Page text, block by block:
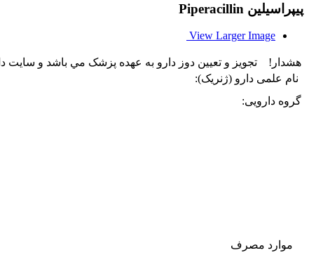
پیپراسیلین Piperacillin
View Larger Image
هشدار! تجويز و تعيين دوز دارو به عهده پزشک مي باشد و
نام علمی دارو (ژنریک):
گروه دارویی:
موارد مصرف